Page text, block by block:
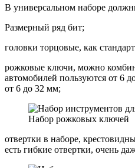
В универсальном наборе
Размерный ряд бит;
головки торцовые, как
рожковые ключи, можно
автомобилей пользуются от 6
от 6 до 32 мм;
Набор рожковых ключей
отвертки в наборе,
есть гибкие отвертки, очень